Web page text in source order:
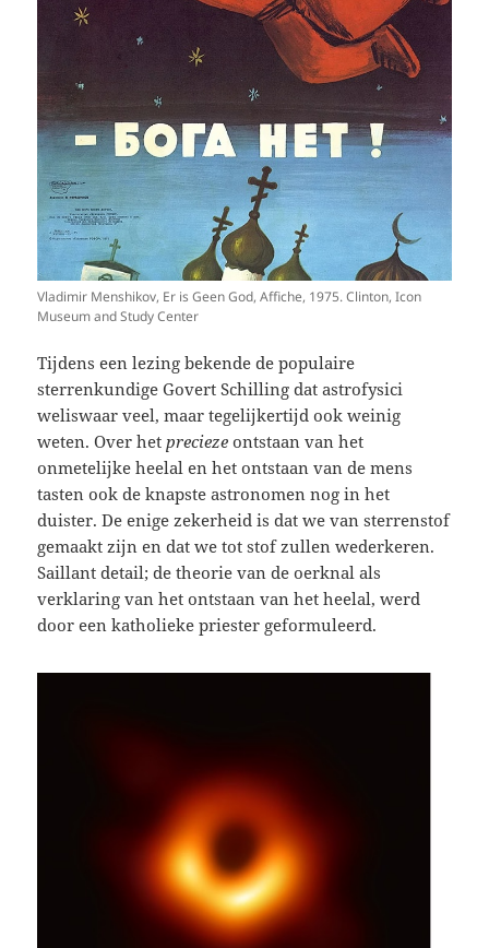
Vladimir Menshikov, Er is Geen God, Affiche, 1975. Clinton, Icon
Museum and Study Center
Tijdens een lezing bekende de populaire
sterrenkundige Govert Schilling dat astrofysici
weliswaar veel, maar tegelijkertijd ook weinig
weten. Over hetprecieze ontstaan van het
onmetelijke heelal en het ontstaan van de mens
tasten ook de knapste astronomen nog in het
duister. De enige zekerheid is dat we van sterrenstof
gemaakt zijn en dat we tot stof zullen wederkeren.
Saillant detail; de theorie van de oerknal als
verklaring van het ontstaan van het heelal, werd
door een katholieke priester geformuleerd.